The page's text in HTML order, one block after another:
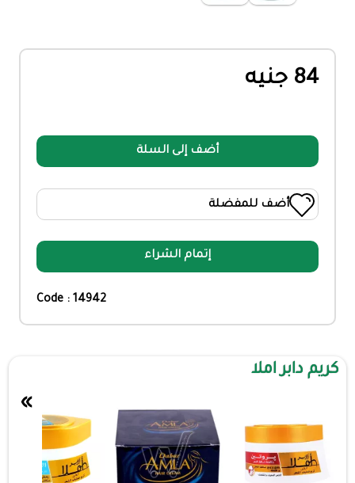
84 جنيه
أضف إلى السلة
أضف للمفضلة
إتمام الشراء
Code : 14942
كريم دابر املا
»